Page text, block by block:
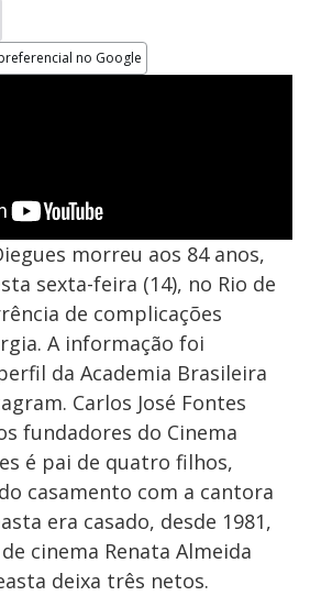
no Google
morreu aos 84 anos,
sexta-feira (14), no Rio de
de complicações
A informação foi
da Academia Brasileira
Carlos José Fontes
fundadores do Cinema
é pai de quatro filhos,
casamento com a cantora
era casado, desde 1981,
cinema Renata Almeida
deixa três netos.